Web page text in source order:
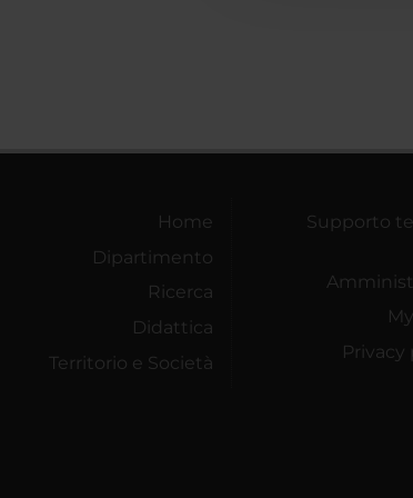
Home
Dipartimento
Ricerca
Didattica
Territorio e Società
Supporto
Privacy